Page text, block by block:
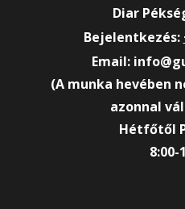
Diar
Bejelentkezés:
Email:
(A munka hevében
azonnal
Hétfőtől
8:00-